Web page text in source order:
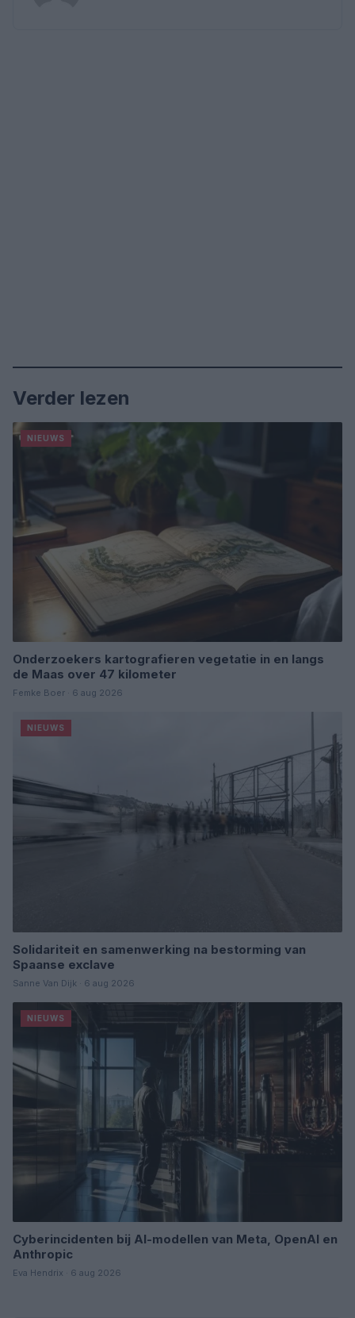
Verder lezen
NIEUWS
Onderzoekers kartografieren vegetatie in en langs
de Maas over 47 kilometer
Femke Boer · 6 aug 2026
NIEUWS
Solidariteit en samenwerking na bestorming van
Spaanse exclave
Sanne Van Dijk · 6 aug 2026
NIEUWS
Cyberincidenten bij AI-modellen van Meta, OpenAI en
Anthropic
Eva Hendrix · 6 aug 2026